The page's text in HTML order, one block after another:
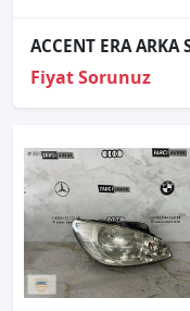
Fiyat Sorunuz